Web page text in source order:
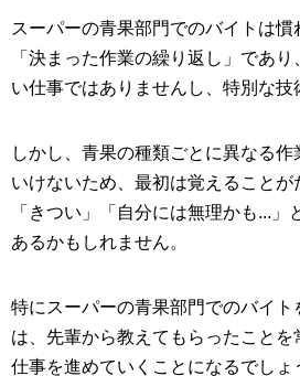
スーパーの青果部門でのバイトは慣
「決まった作業の繰り返し」であ
い仕事ではありませんし、特別な技
しかし、青果の種類ごとに異なる
いけないため、最初は覚えることが
「きつい」「自分には無理かも...」
あるかもしれません。
特にスーパーの青果部門でのバイト
は、先輩から教えてもらったことを
仕事を進めていくことになるでしょ